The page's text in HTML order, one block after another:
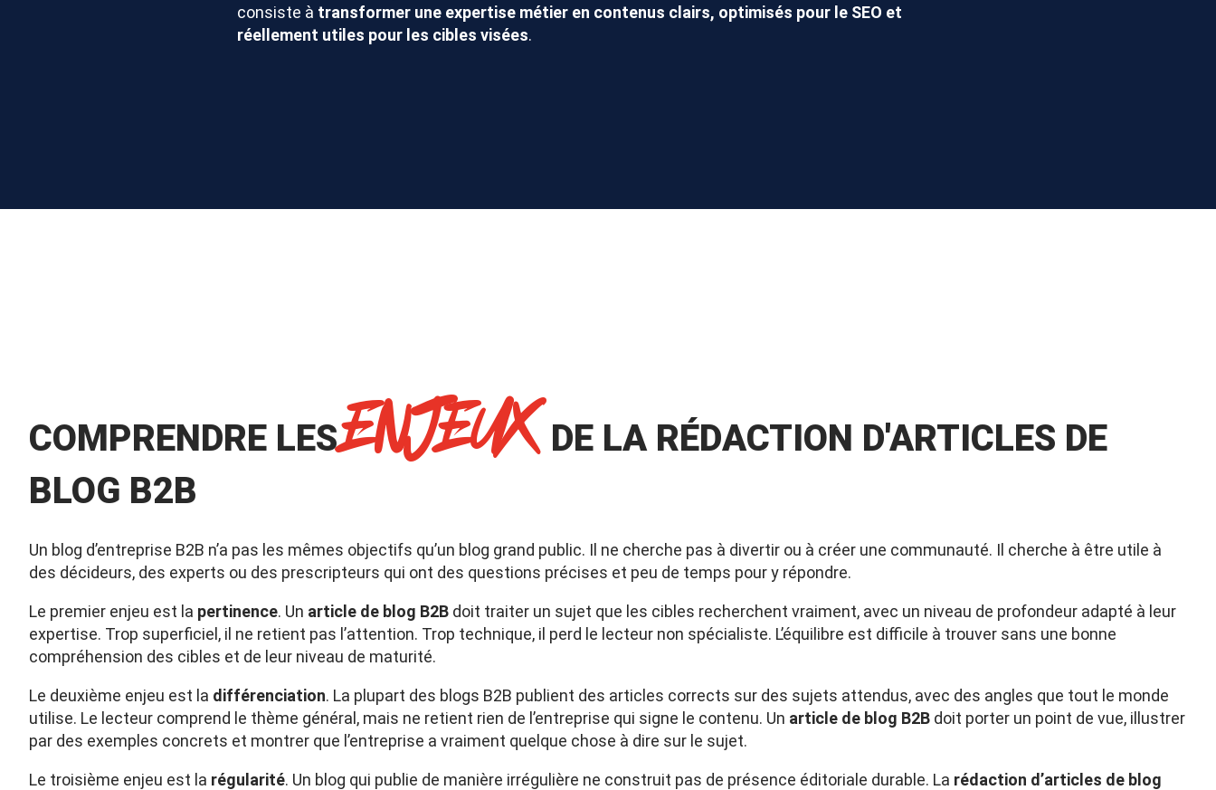
consiste à transformer une expertise métier en contenus clairs, optimisés pour le SEO et
réellement utiles pour les cibles visées.
COMPRENDRE LESENJEUX DE LA RÉDACTION D'ARTICLES DE
BLOG B2B
Un blog d’entreprise B2B n’a pas les mêmes objectifs qu’un blog grand public. Il ne cherche pas à divertir ou à créer une communauté. Il cherche à être utile à
des décideurs, des experts ou des prescripteurs qui ont des questions précises et peu de temps pour y répondre.
Le premier enjeu est la pertinence. Un article de blog B2B doit traiter un sujet que les cibles recherchent vraiment, avec un niveau de profondeur adapté à leur
expertise. Trop superficiel, il ne retient pas l’attention. Trop technique, il perd le lecteur non spécialiste. L’équilibre est difficile à trouver sans une bonne
compréhension des cibles et de leur niveau de maturité.
Le deuxième enjeu est la différenciation. La plupart des blogs B2B publient des articles corrects sur des sujets attendus, avec des angles que tout le monde
utilise. Le lecteur comprend le thème général, mais ne retient rien de l’entreprise qui signe le contenu. Un article de blog B2B doit porter un point de vue, illustrer
par des exemples concrets et montrer que l’entreprise a vraiment quelque chose à dire sur le sujet.
Le troisième enjeu est la régularité. Un blog qui publie de manière irrégulière ne construit pas de présence éditoriale durable. La rédaction d’articles de blog